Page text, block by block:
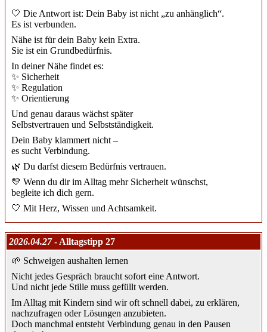
🤍 Die Antwort ist: Dein Baby ist nicht „zu anhänglich“.
Es ist verbunden.
Nähe ist für dein Baby kein Extra.
Sie ist ein Grundbedürfnis.
In deiner Nähe findet es:
✨ Sicherheit
✨ Regulation
✨ Orientierung
Und genau daraus wächst später
Selbstvertrauen und Selbstständigkeit.
Dein Baby klammert nicht –
es sucht Verbindung.
🌿 Du darfst diesem Bedürfnis vertrauen.
💛 Wenn du dir im Alltag mehr Sicherheit wünschst,
begleite ich dich gern.
🤍 Mit Herz, Wissen und Achtsamkeit.
2026.04.27- Alltagstipp 27
🌱 Schweigen aushalten lernen
Nicht jedes Gespräch braucht sofort eine Antwort.
Und nicht jede Stille muss gefüllt werden.
Im Alltag mit Kindern sind wir oft schnell dabei, zu erklären,
nachzufragen oder Lösungen anzubieten.
Doch manchmal entsteht Verbindung genau in den Pausen